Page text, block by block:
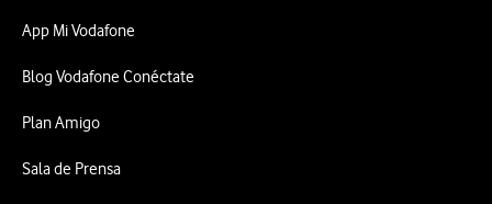
App Mi Vodafone
Blog Vodafone Conéctate
Plan Amigo
Sala de Prensa